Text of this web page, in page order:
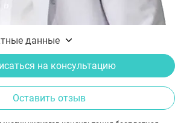
данные
на консультацию
Оставить отзыв